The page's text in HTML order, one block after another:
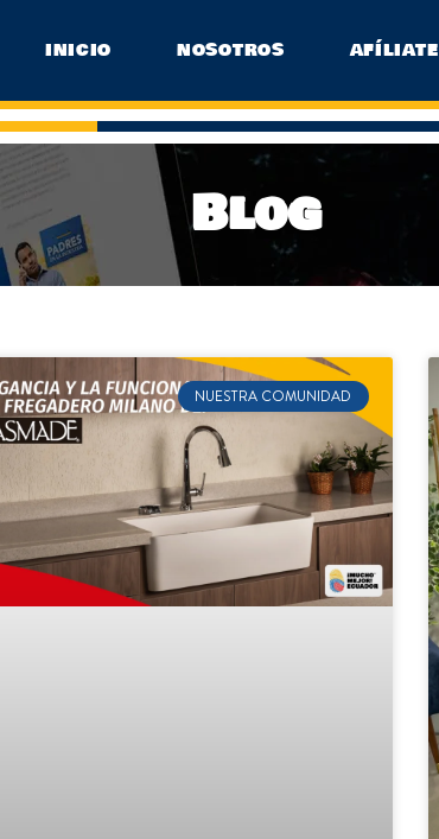
INICIO NOSOTROS AFÍLIATE
Blog
NUESTRA COMUNIDAD